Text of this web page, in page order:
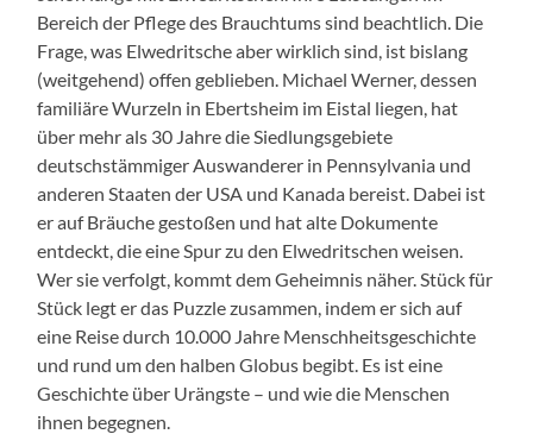
Bereich der Pflege des Brauchtums sind beachtlich. Die
Frage, was Elwedritsche aber wirklich sind, ist bislang
(weitgehend) offen geblieben. Michael Werner, dessen
familiäre Wurzeln in Ebertsheim im Eistal liegen, hat
über mehr als 30 Jahre die Siedlungsgebiete
deutschstämmiger Auswanderer in Pennsylvania und
anderen Staaten der USA und Kanada bereist. Dabei ist
er auf Bräuche gestoßen und hat alte Dokumente
entdeckt, die eine Spur zu den Elwedritschen weisen.
Wer sie verfolgt, kommt dem Geheimnis näher. Stück für
Stück legt er das Puzzle zusammen, indem er sich auf
eine Reise durch 10.000 Jahre Menschheitsgeschichte
und rund um den halben Globus begibt. Es ist eine
Geschichte über Urängste – und wie die Menschen
ihnen begegnen.